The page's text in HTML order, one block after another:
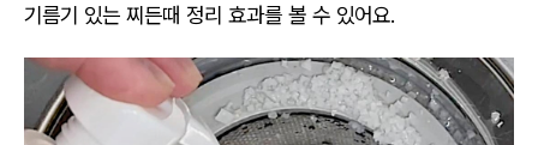
기름기 있는 찌든때 정리 효과를 볼 수 있어요.